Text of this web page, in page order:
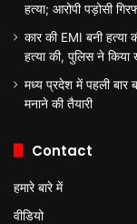
हत्या; आरोपी पड़ोसी
कार की EMI बनी
हत्या की, पुलिस ने किया
मध्य प्रदेश में पहली बार
मनाने की तैयारी
Contact
हमारे बारे में
वीडियो